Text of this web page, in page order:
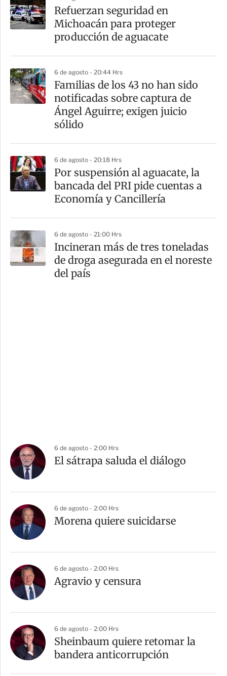
Refuerzan seguridad en
Michoacán para proteger
producción de aguacate
6 de agosto - 20:44 Hrs
Familias de los 43 no han sido
notificadas sobre captura de
Ángel Aguirre; exigen juicio
sólido
6 de agosto - 20:18 Hrs
Por suspensión al aguacate, la
bancada del PRI pide cuentas a
Economía y Cancillería
6 de agosto - 21:00 Hrs
Incineran más de tres toneladas
de droga asegurada en el noreste
del país
6 de agosto - 2:00 Hrs
El sátrapa saluda el diálogo
6 de agosto - 2:00 Hrs
Morena quiere suicidarse
6 de agosto - 2:00 Hrs
Agravio y censura
6 de agosto - 2:00 Hrs
Sheinbaum quiere retomar la
bandera anticorrupción